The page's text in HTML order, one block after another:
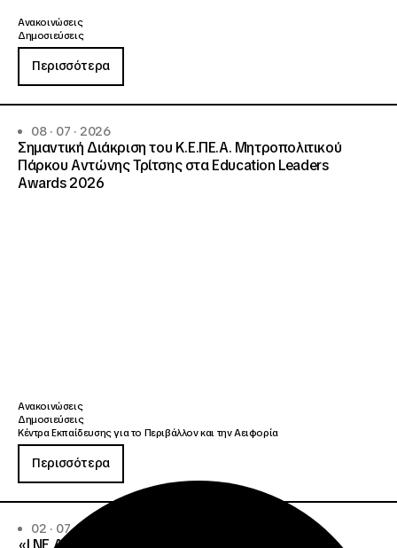
Ανακοινώσεις
Δημοσιεύσεις
Περισσότερα
08 · 07 · 2026
Σημαντική Διάκριση του Κ.Ε.ΠΕ.Α. Μητροπολιτικού
Πάρκου Αντώνης Τρίτσης στα Education Leaders
Awards 2026
Ανακοινώσεις
Δημοσιεύσεις
Κέντρα Εκπαίδευσης για το Περιβάλλον και την Αειφορία
Περισσότερα
02 · 07 · 2026